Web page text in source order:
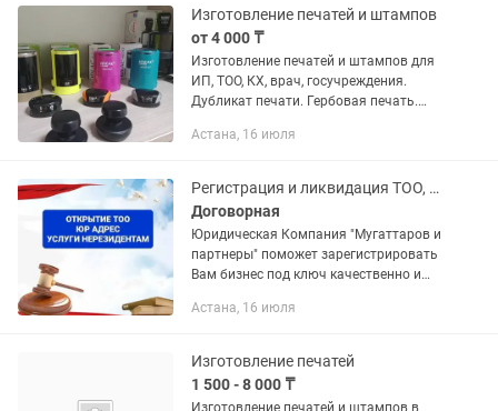
Изготовление печатей и штампов
от 4 000 ₸
Изготовление печатей и штампов для
ИП, ТОО, КХ, врач, госучреждения.
Дубликат печати. Гербовая печать.
Астана, 16 июля
Регистрация и ликвидация ТОО, Юридический адрес для ТОО
Договорная
Юридическая Компания "Мугаттаров и
партнеры" поможет зарегистрировать
Вам бизнес под ключ качественно и
гражданам и юр. лицам по всему
Астана, 16 июля
Изготовление печатей
1 500 - 8 000 ₸
Изготовление печатей и штампов в